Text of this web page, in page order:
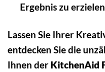
Ergebnis zu
Lassen Sie Ihrer
entdecken Sie die
Ihnen der KitchenAid